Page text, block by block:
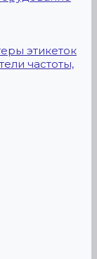
этикеток
частоты,